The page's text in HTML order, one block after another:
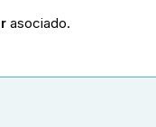
asociado.